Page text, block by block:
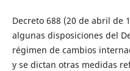
Decreto 688 (20 de abril de
algunas disposiciones del
régimen de cambios
y se dictan otras medidas